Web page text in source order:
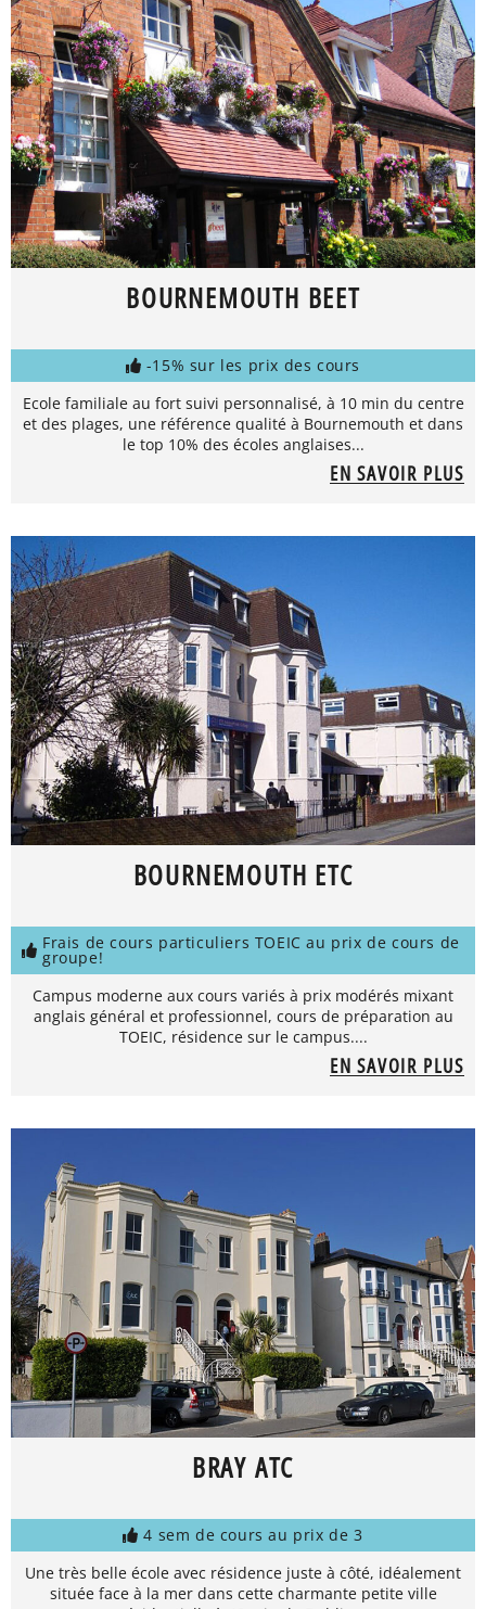
BOURNEMOUTH BEET
-15% sur les prix des cours
Ecole familiale au fort suivi personnalisé, à 10 min du centre
et des plages, une référence qualité à Bournemouth et dans
le top 10% des écoles anglaises...
EN SAVOIR PLUS
BOURNEMOUTH ETC
Frais de cours particuliers TOEIC au prix de cours de
groupe!
Campus moderne aux cours variés à prix modérés mixant
anglais général et professionnel, cours de préparation au
TOEIC, résidence sur le campus....
EN SAVOIR PLUS
BRAY ATC
4 sem de cours au prix de 3
Une très belle école avec résidence juste à côté, idéalement
située face à la mer dans cette charmante petite ville